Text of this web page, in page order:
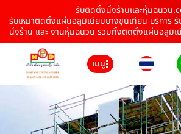
รับติดตั้งนั่งร้านและหุ้มฉนวน
รับเหมาติดตั้งแผ่นอลูมิเนียมบางขุนเทียน บริการ รั
นั่งร้าน และ งานหุ้มฉนวน รวมทั้งติดตั้งแผ่นอลูมิเ
เมนู